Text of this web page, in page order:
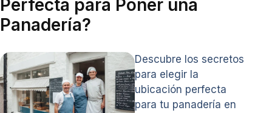
Perfecta para Poner una
Panadería?
Descubre los secretos
para elegir la
ubicación perfecta
para tu panadería en